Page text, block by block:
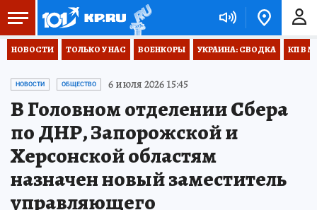
НОВОСТИ ТОЛЬКО У НАС ВОЕНКОРЫ УКРАИНА: СВОДКА КП В
НОВОСТИ ОБЩЕСТВО 6 июля 2026 15:45
В Головном отделении Сбера
по ДНР, Запорожской и
Херсонской областям
назначен новый заместитель
управляющего